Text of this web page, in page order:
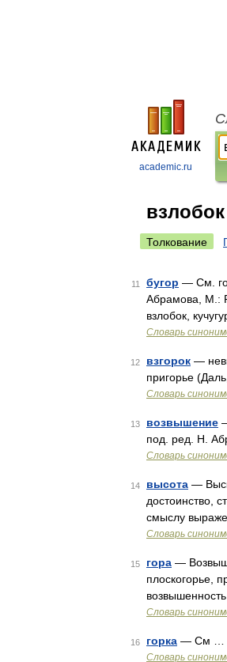
academic.ru
взлобок
Толкование
11 бугор — См.
Абрамова, М.:
взлобок,
Словарь
12 взгорок —
пригорье
Словарь
13 возвышение
под. ред. Н.
Словарь
14 высота —
достоинство,
смыслу
Словарь
15 гора —
плоскогорье,
Словарь
16 горка — См …
Словарь